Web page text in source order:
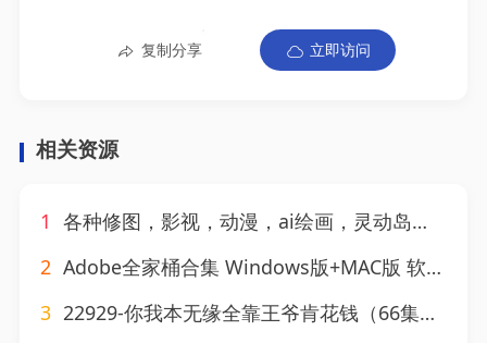
复制分享 立即访问
相关资源
1 各种修图，影视，动漫，ai绘画，灵动岛等各种软件大全合集
2 Adobe全家桶合集 Windows版+MAC版 软件+课程 PS、PR、LR、AE、AU等等 260GB
3 22929-你我本无缘全靠王爷肯花钱（66集）刘沛良&陈奕汐